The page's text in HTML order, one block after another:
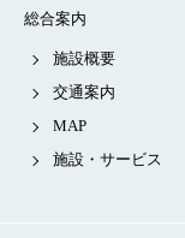
総合案内
施設概要
交通案内
MAP
施設・サービス